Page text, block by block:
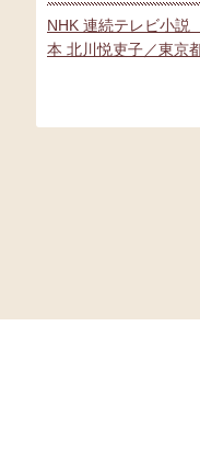
NHK 連続テレビ小
本 北川悦吏子／東京